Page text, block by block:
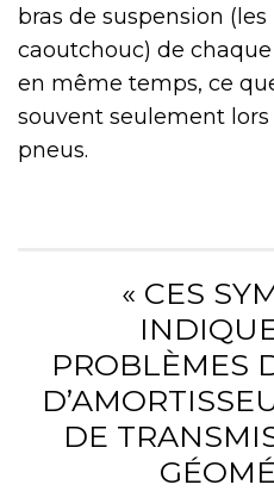
bras de suspension
caoutchouc) de
en même temps, ce
souvent seulement
pneus.
« CES
PROBLÈMES
DE